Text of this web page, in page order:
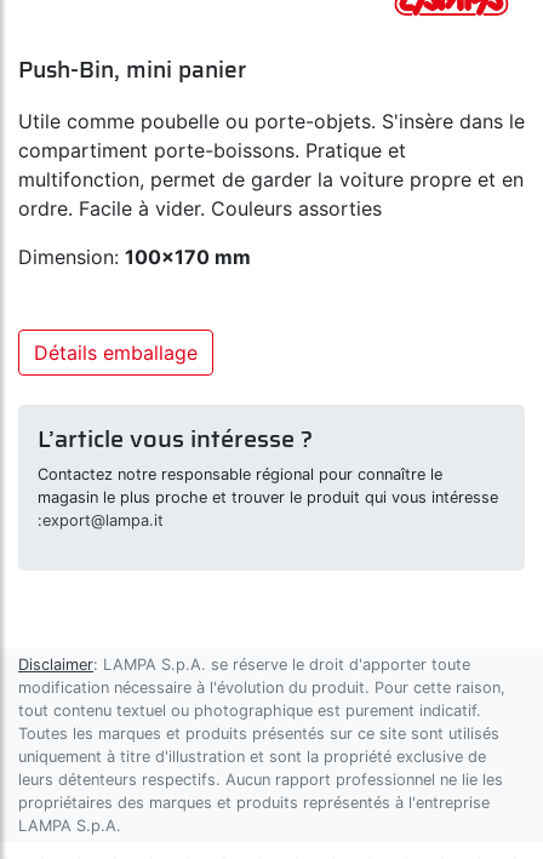
Push-Bin, mini panier
Utile comme poubelle ou porte-objets. S'insère dans le
compartiment porte-boissons. Pratique et
multifonction, permet de garder la voiture propre et en
ordre. Facile à vider. Couleurs assorties
Dimension: 100x170 mm
Détails emballage
L’article vous intéresse ?
Contactez notre responsable régional pour connaître le
magasin le plus proche et trouver le produit qui vous intéresse
:export@lampa.it
Disclaimer: LAMPA S.p.A. se réserve le droit d'apporter toute
modification nécessaire à l'évolution du produit. Pour cette raison,
tout contenu textuel ou photographique est purement indicatif.
Toutes les marques et produits présentés sur ce site sont utilisés
uniquement à titre d'illustration et sont la propriété exclusive de
leurs détenteurs respectifs. Aucun rapport professionnel ne lie les
propriétaires des marques et produits représentés à l'entreprise
LAMPA S.p.A.